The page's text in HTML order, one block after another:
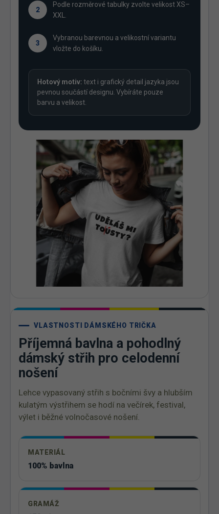
2
Podle rozměrové tabulky zvolte velikost XS–
XXL.
3
Vybranou barevnou a velikostní variantu
vložte do košíku.
Hotový motiv: text i grafický detail jazyka jsou
pevnou součástí designu. Vybíráte pouze
barvu a velikost.
VLASTNOSTI DÁMSKÉHO TRIČKA
Příjemná bavlna a pohodlný
dámský střih pro celodenní
nošení
Lehce vypasovaný střih s bočními švy a hlubším
kulatým výstřihem se hodí na večírek, festival,
výlet i běžné volnočasové nošení.
MATERIÁL
100% bavlna
GRAMÁŽ